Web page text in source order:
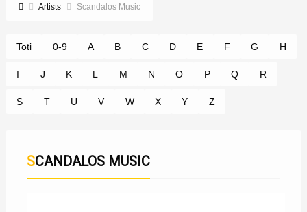
Artists Scandalos Music
Toti 0-9 A B C D E F G H
I J K L M N O P Q R
S T U V W X Y Z
SCANDALOS MUSIC